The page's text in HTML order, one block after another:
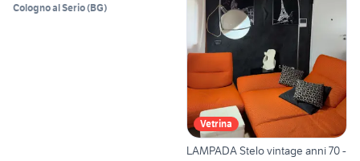
Cologno al Serio(BG)
Vetrina
LAMPADA Stelo vintage anni 70 -